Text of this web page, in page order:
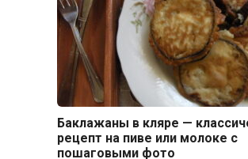
Баклажаны в кляре —
рецепт на пиве или молоке с
пошаговыми фото